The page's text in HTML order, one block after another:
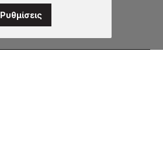
Ρυθμίσεις